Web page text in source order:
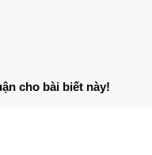
cho bài biết này!